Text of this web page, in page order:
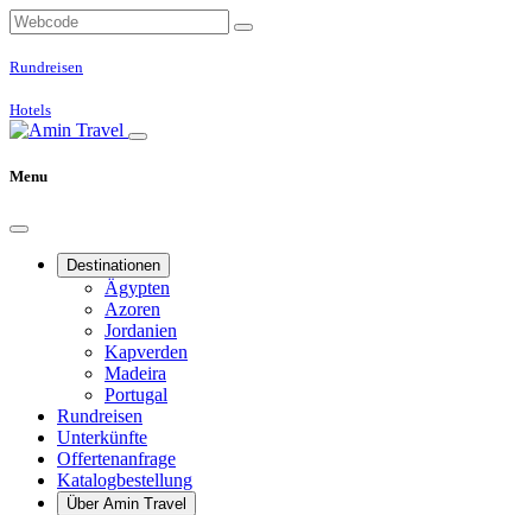
Rundreisen
Hotels
Menu
Destinationen
Ägypten
Azoren
Jordanien
Kapverden
Madeira
Portugal
Rundreisen
Unterkünfte
Offertenanfrage
Katalogbestellung
Über Amin Travel